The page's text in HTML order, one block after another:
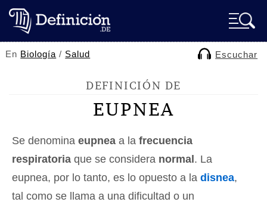
En Biología / Salud Escuchar
DEFINICIÓN DE
EUPNEA
Se denomina eupnea a la frecuencia
respiratoria que se considera normal . La
eupnea, por lo tanto, es lo opuesto a la disnea,
tal como se llama a una dificultad o un